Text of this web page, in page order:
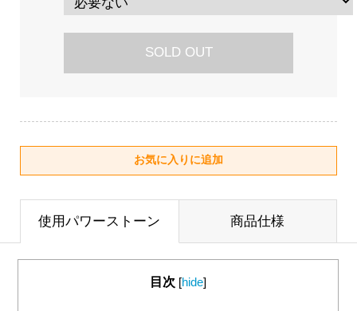
SOLD OUT
使用パワーストーン 商品仕様
目次 [hide]